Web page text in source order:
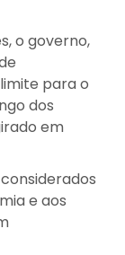
o governo,
para o
dos
em
e aos